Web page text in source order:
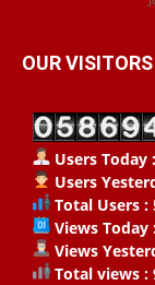
OUR
Users Today
Users
Total Users :
Views Today
Views
Total views :